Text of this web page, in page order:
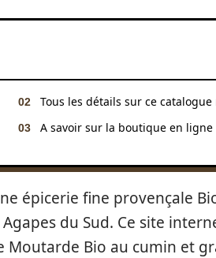
Tous les détails sur ce
A savoir sur la boutique en ligne
épicerie fine provençale
du Sud. Ce site
Moutarde Bio au cumin et